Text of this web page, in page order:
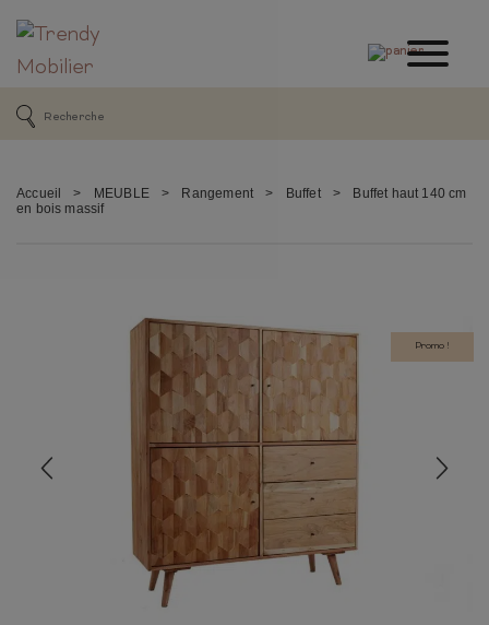
Accueil > MEUBLE > Rangement > Buffet >
Buffet haut 140 cm
en bois massif
Promo !